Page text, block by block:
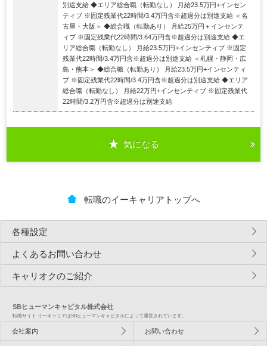
別途支給 ◆エリア総合職（転勤なし） 月給23.5万円+インセン
ティブ ※固定残業代22時間/3.4万円含※超過分は別途支給 ＜名
古屋・大阪＞ ◆総合職（転勤あり） 月給25万円＋インセンテ
ィブ ※固定残業代22時間/3.64万円含※超過分は別途支給 ◆エ
リア総合職（転勤なし） 月給23.5万円+インセンティブ ※固定
残業代22時間/3.4万円含※超過分は別途支給 ＜札幌・静岡・広
島・熊本＞ ◆総合職（転勤あり） 月給23.5万円+インセンティ
ブ ※固定残業代22時間/3.4万円含※超過分は別途支給 ◆エリア
総合職（転勤なし） 月給22万円+インセンティブ ※固定残業代
22時間/3.2万円含※超過分は別途支給
気になる
転職のイーキャリアトップへ
各種設定
よくあるお問い合わせ
キャリオクのご紹介
SBヒューマンキャピタル株式会社
転職サイト イーキャリアはSBヒューマンキャピタルによって運営されています。
会社案内 お問い合わせ